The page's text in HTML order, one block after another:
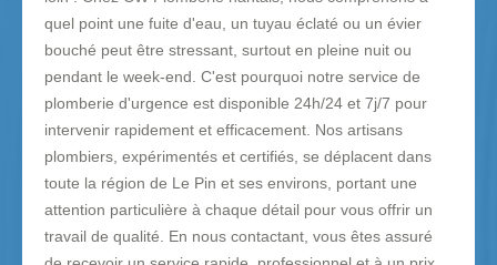
quel point une fuite d'eau, un tuyau éclaté ou un évier
bouché peut être stressant, surtout en pleine nuit ou
pendant le week-end. C'est pourquoi notre service de
plomberie d'urgence est disponible 24h/24 et 7j/7 pour
intervenir rapidement et efficacement. Nos artisans
plombiers, expérimentés et certifiés, se déplacent dans
toute la région de Le Pin et ses environs, portant une
attention particulière à chaque détail pour vous offrir un
travail de qualité. En nous contactant, vous êtes assuré